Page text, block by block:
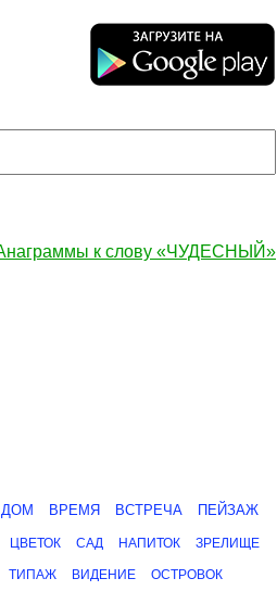
к слову «ЧУДЕСНЫЙ»
ДОМ ВРЕМЯ ВСТРЕЧА
ПЕЙЗАЖ
ЦВЕТОК САД НАПИТОК ЗРЕЛИЩЕ
ТИПАЖ ВИДЕНИЕ ОСТРОВОК